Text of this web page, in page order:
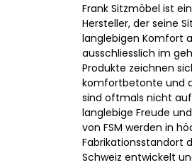
Frank Sitzmöbel ist
Hersteller, der seine
langlebigen Komfort
ausschliesslich im
Produkte zeichnen
komfortbetonte und
sind oftmals nicht
langlebige Freude
von FSM werden in
Fabrikationsstandort
Schweiz entwickelt